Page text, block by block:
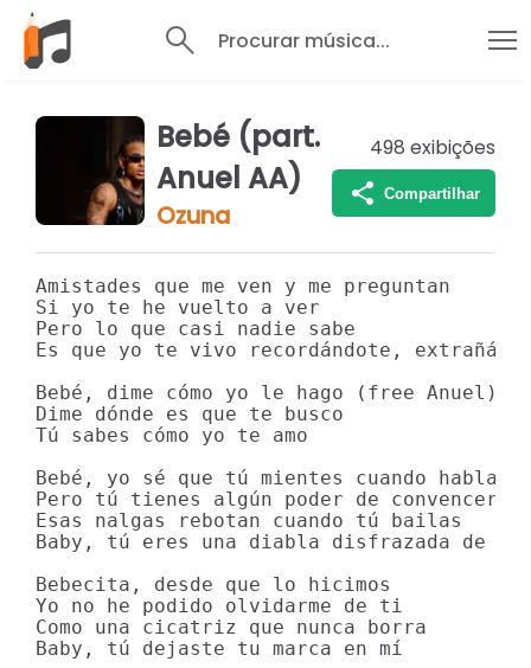
Procurar música...
Bebé (part.
Anuel AA)
Ozuna
498 exibições
Compartilhar
Amistades que me ven y me preguntan
Si yo te he vuelto a ver
Pero lo que casi nadie sabe
Es que yo te vivo recordándote,
Bebé, dime cómo yo le hago (free Anuel)
Dime dónde es que te busco
Tú sabes cómo yo te amo
Bebé, yo sé que tú mientes cuando hablas
Pero tú tienes algún poder de convencer
Esas nalgas rebotan cuando tú bailas
Baby, tú eres una diabla disfrazada de
Bebecita, desde que lo hicimos
Yo no he podido olvidarme de ti
Como una cicatriz que nunca borra
Baby, tú dejaste tu marca en mí